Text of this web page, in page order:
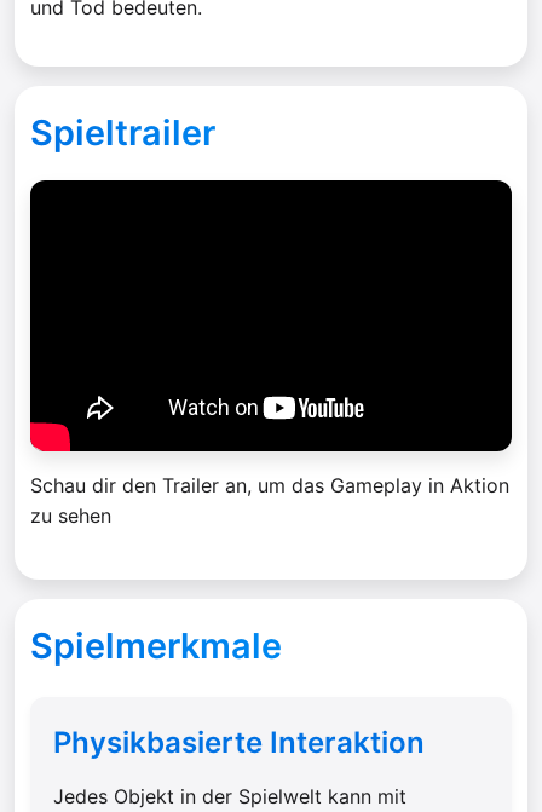
und Tod bedeuten.
Spieltrailer
Schau dir den Trailer an, um das Gameplay in Aktion
zu sehen
Spielmerkmale
Physikbasierte Interaktion
Jedes Objekt in der Spielwelt kann mit